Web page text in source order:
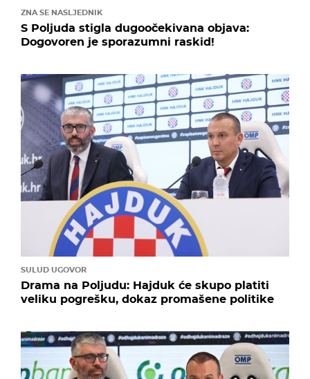
ZNA SE NASLJEDNIK
S Poljuda stigla dugoočekivana objava:
Dogovoren je sporazumni raskid!
SULUD UGOVOR
Drama na Poljudu: Hajduk će skupo platiti
veliku pogrešku, dokaz promašene politike